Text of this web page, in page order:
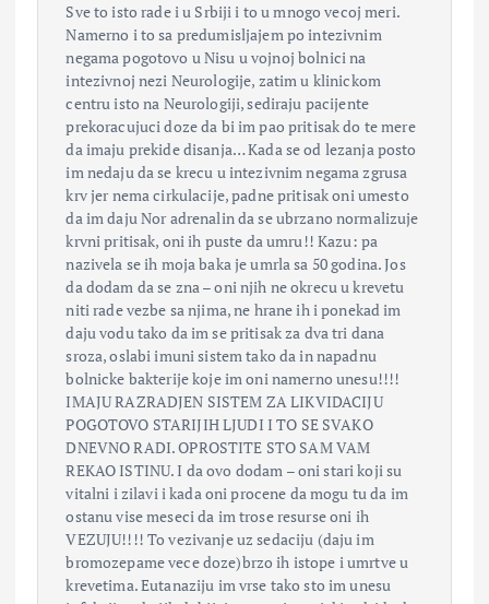
Sve to isto rade i u Srbiji i to u mnogo vecoj meri.
Namerno i to sa predumisljajem po intezivnim
negama pogotovo u Nisu u vojnoj bolnici na
intezivnoj nezi Neurologije, zatim u klinickom
centru isto na Neurologiji, sediraju pacijente
prekoracujuci doze da bi im pao pritisak do te mere
da imaju prekide disanja… Kada se od lezanja posto
im nedaju da se krecu u intezivnim negama zgrusa
krv jer nema cirkulacije, padne pritisak oni umesto
da im daju Nor adrenalin da se ubrzano normalizuje
krvni pritisak, oni ih puste da umru!! Kazu: pa
nazivela se ih moja baka je umrla sa 50 godina. Jos
da dodam da se zna – oni njih ne okrecu u krevetu
niti rade vezbe sa njima, ne hrane ih i ponekad im
daju vodu tako da im se pritisak za dva tri dana
sroza, oslabi imuni sistem tako da in napadnu
bolnicke bakterije koje im oni namerno unesu!!!!
IMAJU RAZRADJEN SISTEM ZA LIKVIDACIJU
POGOTOVO STARIJIH LJUDI I TO SE SVAKO
DNEVNO RADI. OPROSTITE STO SAM VAM
REKAO ISTINU. I da ovo dodam – oni stari koji su
vitalni i zilavi i kada oni procene da mogu tu da im
ostanu vise meseci da im trose resurse oni ih
VEZUJU!!!! To vezivanje uz sedaciju (daju im
bromozepame vece doze)brzo ih istope i umrtve u
krevetima. Eutanaziju im vrse tako sto im unesu